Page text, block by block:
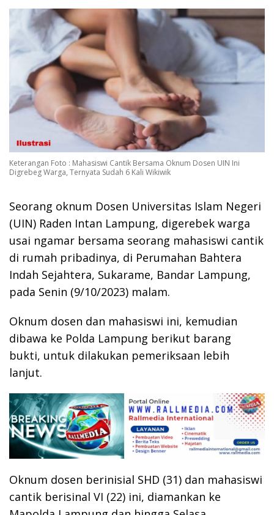
Keterangan Foto : Mahasiswi Cantik Bersama Oknum Dosen UIN Ini
Digrebeg Warga, Ternyata Sudah 6 Kali Wikiwik
Seorang oknum Dosen Universitas Islam Negeri
(UIN) Raden Intan Lampung, digerebek warga
usai ngamar bersama seorang mahasiswi cantik
di rumah pribadinya, di Perumahan Bahtera
Indah Sejahtera, Sukarame, Bandar Lampung,
pada Senin (9/10/2023) malam.
Oknum dosen dan mahasiswi ini, kemudian
dibawa ke Polda Lampung berikut barang
bukti, untuk dilakukan pemeriksaan lebih
lanjut.
Oknum dosen berinisial SHD (31) dan mahasiswi
cantik berisinal VI (22) ini, diamankan ke